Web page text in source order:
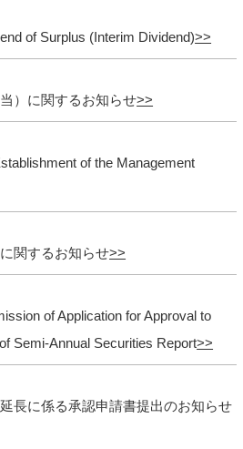
of Surplus (Interim Dividend)
）に関するお知らせ
of the Management
関するお知らせ
of Application for Approval to
Semi-Annual Securities Report
長に係る承認申請書提出のお知らせ